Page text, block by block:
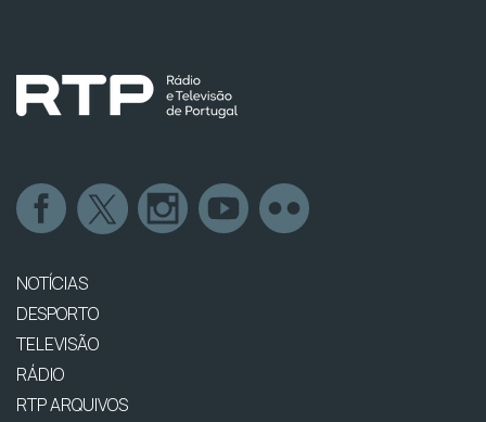
NOTÍCIAS
DESPORTO
TELEVISÃO
RÁDIO
RTP ARQUIVOS